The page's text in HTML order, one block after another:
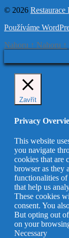
© 2026 Restaurace
Používáme
Nahoru ↑ Nahoru ↑
Zavřít
Privacy
This website
you navigate
cookies that are
browser as they
functionalities of
that help us
These cookies
consent. You
But opting out
on your
Necessary